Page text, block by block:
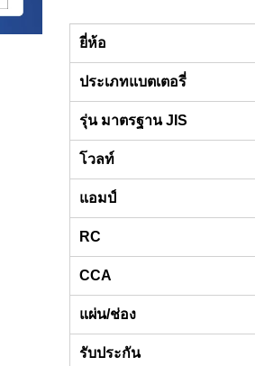
ยี่ห้อ
ประเภทแบตเตอรี่
รุ่น มาตรฐาน JIS
โวลท์
แอมป์
RC
CCA
แผ่น/ช่อง
รับประกัน